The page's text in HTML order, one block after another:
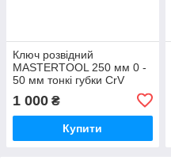
Ключ розвідний
MASTERTOOL 250 мм 0 -
50 мм тонкі губки CrV
рукоятка з TPR накладкою
1 000 ₴
Купити